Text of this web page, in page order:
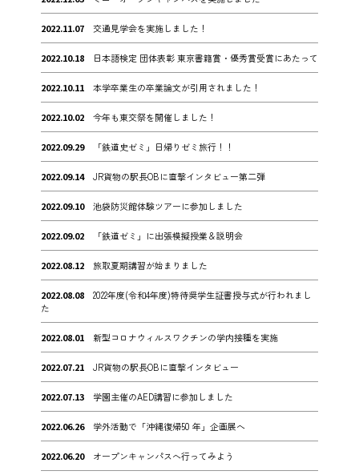
2022.11.07 交通見学会を実施しました！
2022.10.18 日本語検定 団体表彰 東京書籍賞・優秀賞受賞にあたって
2022.10.11 本学卒業生の卒業論文が引用されました！
2022.10.02 今年も東交祭を開催しました！
2022.09.29 「鉄道史ゼミ」日帰りゼミ旅行！！
2022.09.14 JR貨物の駅長OBに直撃インタビュー第二弾
2022.09.10 池袋防災館体験ツアーに参加しました
2022.09.02 「鉄道ゼミ」に出張模擬授業＆説明会
2022.08.12 旅取夏期講習が始まりました
2022.08.08
2022年度(令和4年度)特待奨学生証書授与式が行われまし
た
2022.08.01 新型コロナウィルスワクチンの学内接種を実施
2022.07.21 JR貨物の駅長OBに直撃インタビュー
2022.07.13 学園主催のAED講習に参加しました
2022.06.26 学外活動で「沖縄復帰50 年」企画展へ
2022.06.20 オープンキャンパスへ行ってみよう